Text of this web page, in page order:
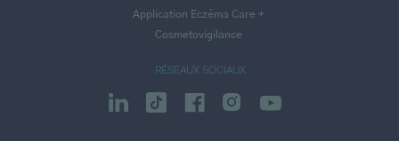
Application Eczéma Care +
Cosmetovigilance
RÉSEAUX SOCIAUX